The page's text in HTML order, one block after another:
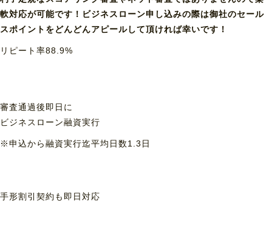
軟対応が可能です！ビジネスローン申し込みの際は御社のセール
スポイントをどんどんアピールして頂ければ幸いです！
リピート率88.9%
審査通過後即日に
ビジネスローン融資実行
※申込から融資実行迄平均日数1.3日
手形割引契約も 即日対応